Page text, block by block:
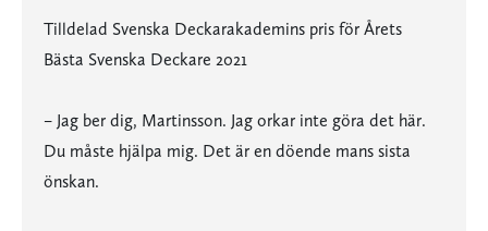
Tilldelad Svenska Deckarakademins pris för Årets
Bästa Svenska Deckare 2021
– Jag ber dig, Martinsson. Jag orkar inte göra det här.
Du måste hjälpa mig. Det är en döende mans sista
önskan.